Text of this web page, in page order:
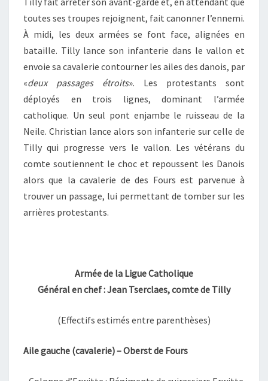
toutes ses troupes rejoignent, fait canonner l’ennemi.
À midi, les deux armées se font face, alignées en
bataille. Tilly lance son infanterie dans le vallon et
envoie sa cavalerie contourner les ailes des danois, par
«deux passages étroits». Les protestants sont
déployés en trois lignes, dominant l’armée
catholique. Un seul pont enjambe le ruisseau de la
Neile. Christian lance alors son infanterie sur celle de
Tilly qui progresse vers le vallon. Les vétérans du
comte soutiennent le choc et repoussent les Danois
alors que la cavalerie de des Fours est parvenue à
trouver un passage, lui permettant de tomber sur les
arrières protestants.
Armée de la Ligue Catholique
Général en chef : Jean Tserclaes, comte de Tilly
(Effectifs estimés entre parenthèses)
Aile gauche (cavalerie) – Oberst de Fours